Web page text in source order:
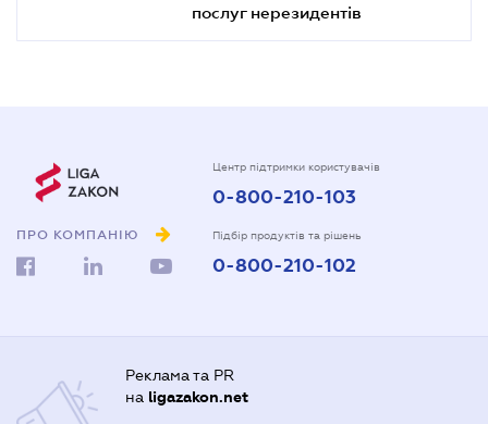
послуг нерезидентів
ПРО КОМПАНІЮ
Центр підтримки користувачів
0-800-210-103
Підбір продуктів та рішень
0-800-210-102
Реклама та PR
на ligazakon.net